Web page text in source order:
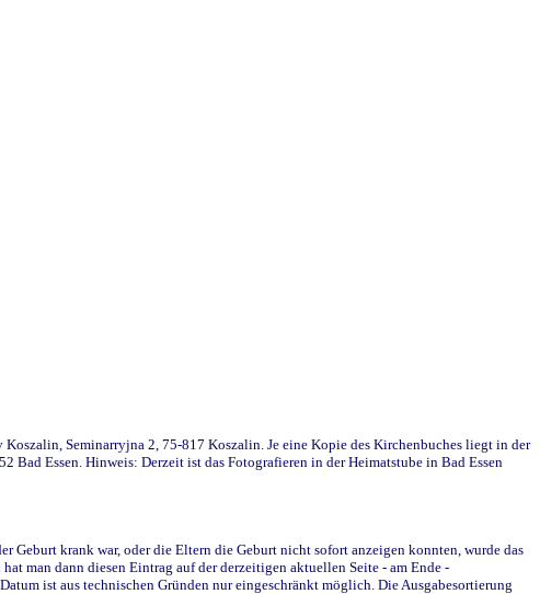
Seminarryjna 2, 75-817 Koszalin. Je eine Kopie des Kirchenbuches liegt in der
Bad Essen. Hinweis: Derzeit ist das Fotografieren in der Heimatstube in Bad Essen
Geburt krank war, oder die Eltern die Geburt nicht sofort anzeigen konnten, wurde das
man dann diesen Eintrag auf der derzeitigen aktuellen Seite - am Ende -
ist aus technischen Gründen nur eingeschränkt möglich. Die Ausgabesortierung